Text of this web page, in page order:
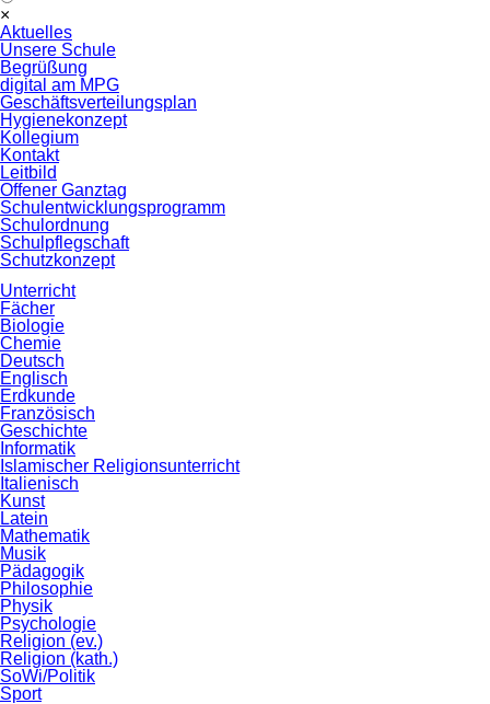
×
überspringen
Aktuelles
Unsere Schule
Begrüßung
digital am MPG
Geschäftsverteilungsplan
Hygienekonzept
Kollegium
Kontakt
Leitbild
Offener Ganztag
Schulentwicklungsprogramm
Schulordnung
Schulpflegschaft
Schutzkonzept
Unterricht
Fächer
Biologie
Chemie
Deutsch
Englisch
Erdkunde
Französisch
Geschichte
Informatik
Islamischer Religionsunterricht
Italienisch
Kunst
Latein
Mathematik
Musik
Pädagogik
Philosophie
Physik
Psychologie
Religion (ev.)
Religion (kath.)
SoWi/Politik
Sport